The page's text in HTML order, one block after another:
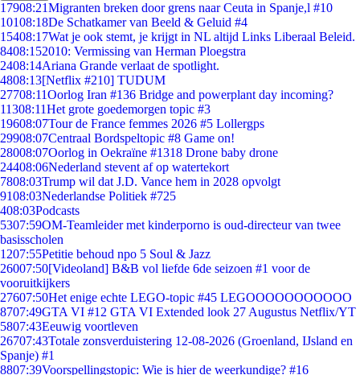
17908:21Migranten breken door grens naar Ceuta in Spanje,l #10
10108:18De Schatkamer van Beeld & Geluid #4
15408:17Wat je ook stemt, je krijgt in NL altijd Links Liberaal Beleid.
8408:152010: Vermissing van Herman Ploegstra
2408:14Ariana Grande verlaat de spotlight.
4808:13[Netflix #210] TUDUM
27708:11Oorlog Iran #136 Bridge and powerplant day incoming?
11308:11Het grote goedemorgen topic #3
19608:07Tour de France femmes 2026 #5 Lollergps
29908:07Centraal Bordspeltopic #8 Game on!
28008:07Oorlog in Oekraïne #1318 Drone baby drone
24408:06Nederland stevent af op watertekort
7808:03Trump wil dat J.D. Vance hem in 2028 opvolgt
9108:03Nederlandse Politiek #725
408:03Podcasts
5307:59OM-Teamleider met kinderporno is oud-directeur van twee
basisscholen
1207:55Petitie behoud npo 5 Soul & Jazz
26007:50[Videoland] B&B vol liefde 6de seizoen #1 voor de
vooruitkijkers
27607:50Het enige echte LEGO-topic #45 LEGOOOOOOOOOOO
8707:49GTA VI #12 GTA VI Extended look 27 Augustus Netflix/YT
5807:43Eeuwig voortleven
26707:43Totale zonsverduistering 12-08-2026 (Groenland, IJsland en
Spanje) #1
8807:39Voorspellingstopic: Wie is hier de weerkundige? #16